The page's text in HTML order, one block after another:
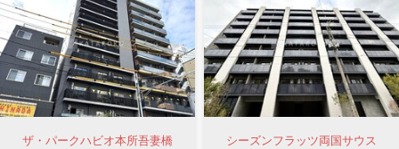
ザ・パークハビオ本所吾妻橋 シーズンフラッツ両国サウス